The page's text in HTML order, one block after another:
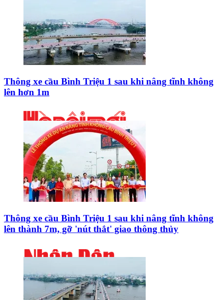
Thông xe cầu Bình Triệu 1 sau khi nâng tĩnh không
lên hơn 1m
Thông xe cầu Bình Triệu 1 sau khi nâng tĩnh không
lên thành 7m, gỡ 'nút thắt' giao thông thủy